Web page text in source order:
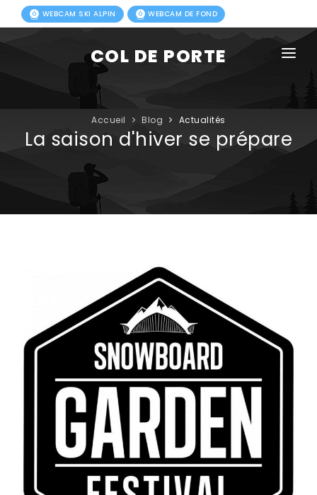
WEBCAM SKI ALPIN WEBCAM DE FOND
COL DE PORTE
FORFAITS
ACTIVITÉS ÉTÉ
Accueil Blog Actualités
La saison d'hiver se prépare